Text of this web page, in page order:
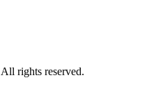
rights reserved.